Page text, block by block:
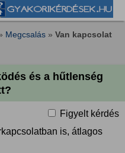
Megcsalás » Van kapcsolat
és a hűtlenség
Figyelt kérdés
is, átlagos